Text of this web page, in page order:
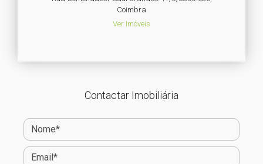
Coimbra
Ver Imóveis
Contactar Imobiliária